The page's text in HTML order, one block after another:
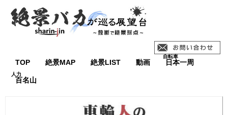
TOP 絶景MAP 絶景LIST 動画 日本一周
百名山